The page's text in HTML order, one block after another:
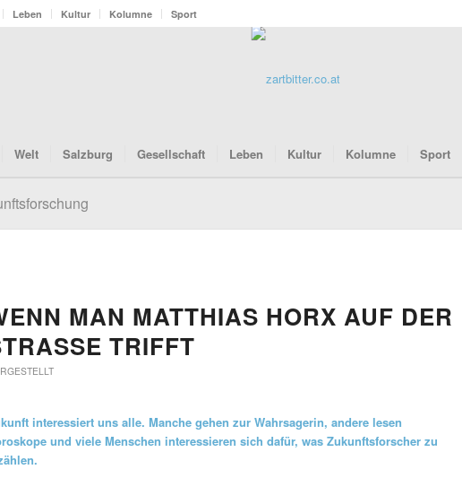
Leben Kultur Kolumne Sport
Welt Salzburg Gesellschaft Leben Kultur Kolumne Sport
MAN MATTHIAS HORX AUF DER
TRIFFT
interessiert uns alle. Manche gehen zur Wahrsagerin, andere lesen
und viele Menschen interessieren sich dafür, was Zukunftsforscher zu